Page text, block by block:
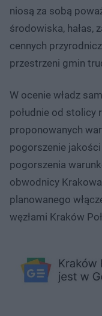
niosą za sobą
środowiska, hałas,
cennych
przestrzeni gmin
W ocenie władz
południe od stolicy
proponowanych
pogorszenie
pogorszenia
obwodnicy
planowanego
węzłami Kraków